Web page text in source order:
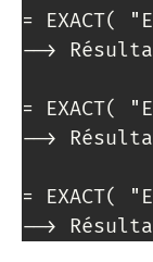
= EXACT(
-->
= EXACT(
-->
= EXACT(
-->